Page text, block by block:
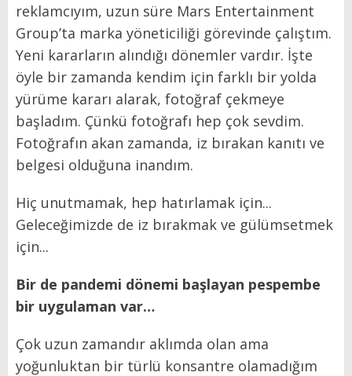
reklamcıyım, uzun süre Mars Entertainment
Group’ta marka yöneticiliği görevinde çalıştım.
Yeni kararların alındığı dönemler vardır. İşte
öyle bir zamanda kendim için farklı bir yolda
yürüme kararı alarak, fotoğraf çekmeye
başladım. Çünkü fotoğrafı hep çok sevdim.
Fotoğrafın akan zamanda, iz bırakan kanıtı ve
belgesi olduğuna inandım.
Hiç unutmamak, hep hatırlamak için...
Geleceğimizde de iz bırakmak ve gülümsetmek
için...
Bir de pandemi dönemi başlayan pespembe
bir uygulaman var…
Çok uzun zamandır aklımda olan ama
yoğunluktan bir türlü konsantre olamadığım